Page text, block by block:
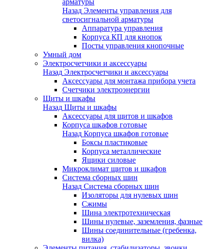
арматуры
Назад Элементы управления для
светосигнальной арматуры
Аппаратура управления
Корпуса КП для кнопок
Посты управления кнопочные
Умный дом
Электросчетчики и аксессуары
Назад Электросчетчики и аксессуары
Аксессуары для монтажа прибора учета
Счетчики электроэнергии
Щиты и шкафы
Назад Щиты и шкафы
Аксессуары для щитов и шкафов
Корпуса шкафов готовые
Назад Корпуса шкафов готовые
Боксы пластиковые
Корпуса металлические
Ящики силовые
Микроклимат щитов и шкафов
Система сборных шин
Назад Система сборных шин
Изоляторы для нулевых шин
Сжимы
Шина электротехническая
Шины нулевые, заземления, фазные
Шины соединительные (гребенка,
вилка)